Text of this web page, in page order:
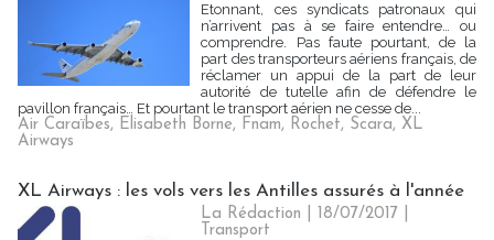
Etonnant, ces syndicats patronaux qui
n’arrivent pas à se faire entendre… ou
comprendre. Pas faute pourtant, de la
part des transporteurs aériens français, de
réclamer un appui de la part de leur
autorité de tutelle afin de défendre le
pavillon français… Et pourtant le transport aérien ne cesse de...
Air Caraïbes, Elisabeth Borne, Fnam, Rochet, Scara, XL
Airways
XL Airways : les vols vers les Antilles assurés à l'année
La Rédaction | 18/07/2017
Transport